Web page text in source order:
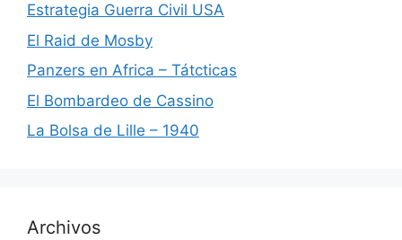
Estrategia Guerra Civil USA
El Raid de Mosby
Panzers en Africa – Tátcticas
El Bombardeo de Cassino
La Bolsa de Lille – 1940
Archivos